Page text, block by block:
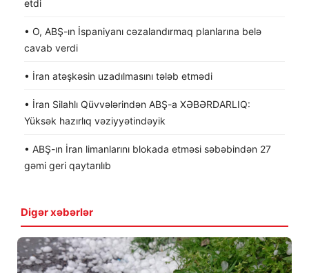
etdi
• O, ABŞ-ın İspaniyanı cəzalandırmaq planlarına belə
cavab verdi
• İran atəşkəsin uzadılmasını tələb etmədi
• İran Silahlı Qüvvələrindən ABŞ-a XƏBƏRDARLIQ:
Yüksək hazırlıq vəziyyətindəyik
• ABŞ-ın İran limanlarını blokada etməsi səbəbindən 27
gəmi geri qaytarılıb
Digər xəbərlər